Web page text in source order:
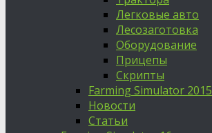
Легковые авто
Лесозаготовка
Оборудование
Прицепы
Скрипты
Farming Simulator 2015
Новости
Статьи